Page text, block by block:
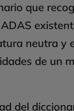
que
neutra y
de un
del